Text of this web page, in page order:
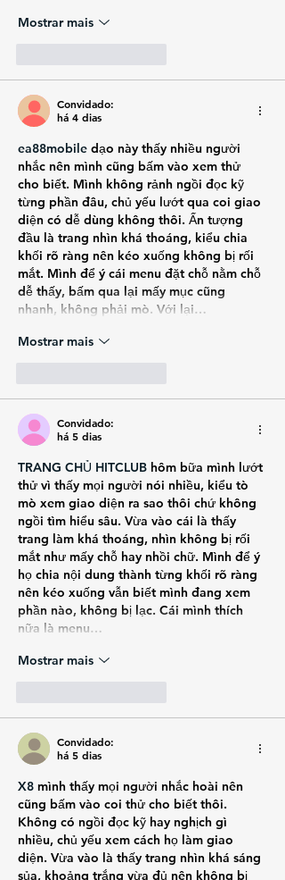
Mostrar mais
Convidado:
há 4 dias
ea88mobile dạo này thấy nhiều người
nhắc nên mình cũng bấm vào xem thử
cho biết. Mình không rảnh ngồi đọc kỹ
từng phần đâu, chủ yếu lướt qua coi giao
diện có dễ dùng không thôi. Ấn tượng
đầu là trang nhìn khá thoáng, kiểu chia
khối rõ ràng nên kéo xuống không bị rối
mắt. Mình để ý cái menu đặt chỗ nằm chỗ
dễ thấy, bấm qua lại mấy mục cũng
nhanh, không phải mò. Với lại…
Mostrar mais
Convidado:
há 5 dias
TRANG CHỦ HITCLUB hôm bữa mình lướt
thử vì thấy mọi người nói nhiều, kiểu tò
mò xem giao diện ra sao thôi chứ không
ngồi tìm hiểu sâu. Vừa vào cái là thấy
trang làm khá thoáng, nhìn không bị rối
mắt như mấy chỗ hay nhồi chữ. Mình để ý
họ chia nội dung thành từng khối rõ ràng
nên kéo xuống vẫn biết mình đang xem
phần nào, không bị lạc. Cái mình thích
nữa là menu…
Mostrar mais
Convidado:
há 5 dias
X8 mình thấy mọi người nhắc hoài nên
cũng bấm vào coi thử cho biết thôi.
Không có ngồi đọc kỹ hay nghịch gì
nhiều, chủ yếu xem cách họ làm giao
diện. Vừa vào là thấy trang nhìn khá sáng
sủa, khoảng trắng vừa đủ nên không bị